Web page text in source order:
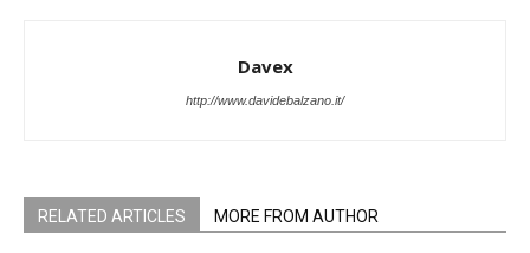
Davex
http://www.davidebalzano.it/
RELATED ARTICLES MORE FROM AUTHOR